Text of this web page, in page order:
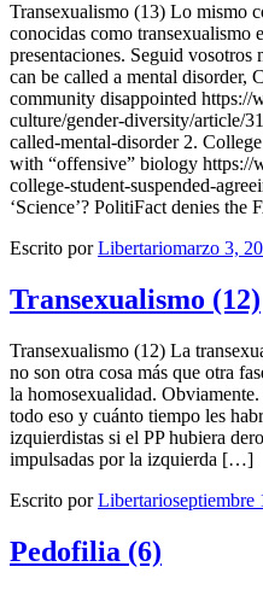
Transexualismo (13) Lo mismo
conocidas como transexualismo
presentaciones. Seguid
can be called a mental disorder,
community disappointed https://
culture/gender-diversity/article/
called-mental-disorder 2.
with “offensive” biology https://
college-student-suspended-
‘Science’? PolitiFact denies
Escrito porLibertariomarzo 3,
Transexualismo (12)
Transexualismo (12) La
no son otra cosa más que otra
la homosexualidad.
todo eso y cuánto tiempo les
izquierdistas si el PP hubiera
impulsadas por la izquierda […]
Escrito porLibertarioseptiembre
Pedofilia (6)